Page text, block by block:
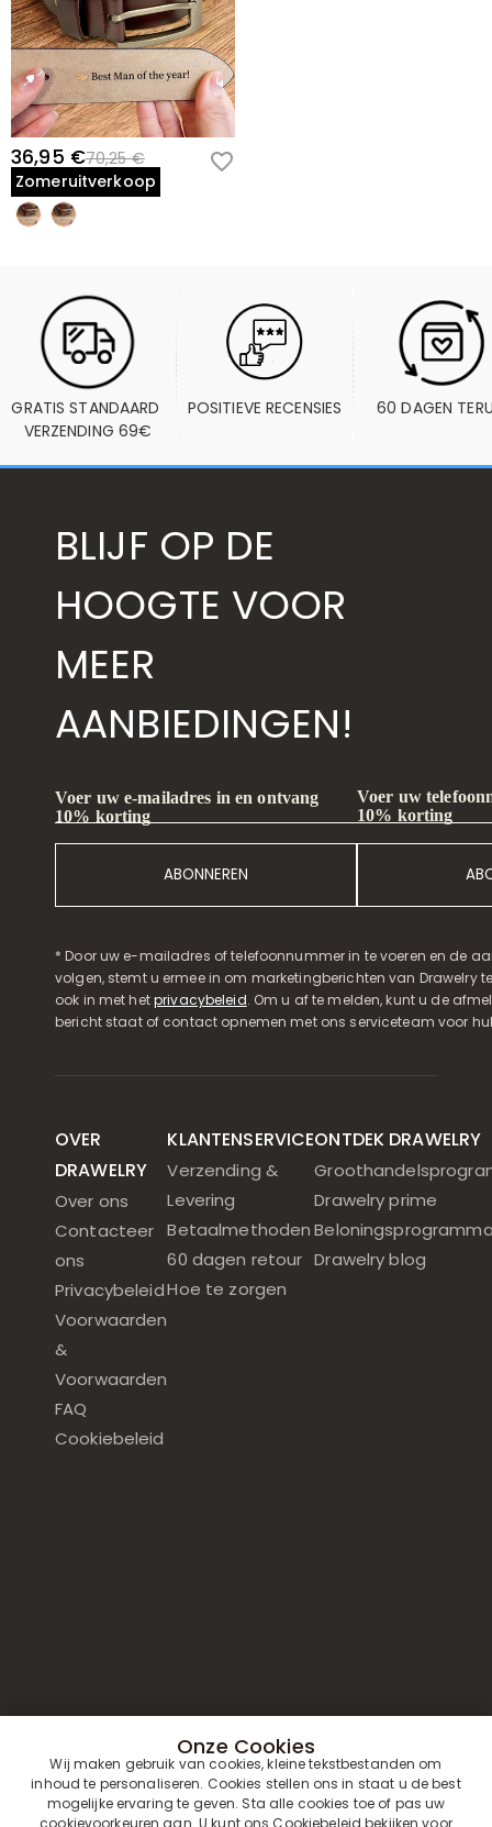
36,95 €70,25 €
Zomeruitverkoop
GRATIS STANDAARD
VERZENDING 69€
POSITIEVE RECENSIES 60 DAGEN
BLIJF OP DE
HOOGTE VOOR
MEER
AANBIEDINGEN!
Voer uw e-mailadres in en ontvang
10% korting
ABONNEREN
Voer uw
10% korting
* Door uw e-mailadres of telefoonnummer in te voeren en de
volgen, stemt u ermee in om marketingberichten van Drawelry
ook in met hetprivacybeleid. Om u af te melden, kunt u de
bericht staat of contact opnemen met ons serviceteam voor
OVER
DRAWELRY
Over ons
Contacteer
ons
Privacybeleid
Voorwaarden
&
Voorwaarden
FAQ
Cookiebeleid
KLANTENSERVICE
Verzending &
Levering
Betaalmethoden
60 dagen retour
Hoe te zorgen
ONTDEK DRAWELRY
Drawelry prime
Drawelry blog
Onze Cookies
Wij maken gebruik van cookies, kleine tekstbestanden om
inhoud te personaliseren. Cookies stellen ons in staat u de best
mogelijke ervaring te geven. Sta alle cookies toe of pas uw
cookievoorkeuren aan. U kunt onsCookiebeleid bekijken voor